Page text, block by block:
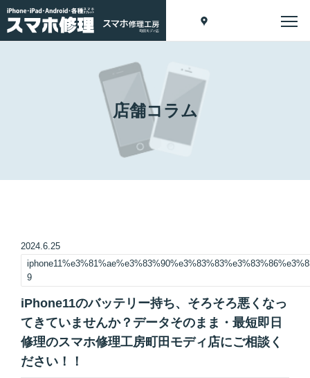
店舗コラム
2024.6.25
9
iPhone11のバッテリー持ち、そろそろ悪くなっ
てきていませんか？データそのまま・最短即日
修理のスマホ修理工房町田モディ店にご相談く
ださい！！